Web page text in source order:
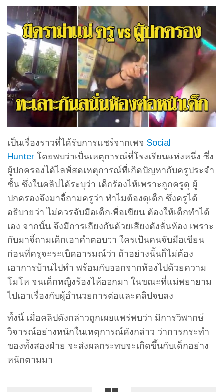
เป็นเรื่องราวที่ได้รับการแชร์จากเพจ Social
Hunter โดยพบว่าเป็นเหตุการณ์ที่โรงเรียนแห่งหนึ่ง ซึ่ง
ผู้ปกครองได้ไลฟ์สดเหตุการณ์ที่เกิดปัญหากับครูประจำ
ชั้น ซึ่งในคลิปได้ระบุว่า เด็กร้องไห้เพราะถูกครูดุ ผู้
ปกครองจึงมาจี้ถามครูว่า ทำไมต้องดุเด็ก ซึ่งครูได้
อธิบายว่า ไม่ควรจับมือเด็กเพื่อเขียน ต้องให้เด็กทำได้
เอง จากนั้น จึงมีการเถียงกันด้วยเสียงดังลั่นห้อง เพราะ
กับมาจี้ถามเด็กเอาคำตอบว่า ใครเป็นคนจับมือเขียน
ก่อนที่ครูจะระเบิดอารมณ์ว่า ถ้าอย่างนั้นก็ไม่ต้อง
เอาการบ้านไปทำ พร้อมกับออกจากห้องไปด้วยความ
โมโห จนเด็กหญิงร้องไห้ออกมา ในขณะที่แม่พยายาม
ไปเอาเรื่องกับผู้อำนวยการต่อและคลิปจบลง
ทั้งนี้ เมื่อคลิปดังกล่าวถูกเผยแพร่พบว่า มีการวิพากษ์
วิจารณ์อย่างหนักในเหตุการณ์ดังกล่าว ว่าการกระทำ
ของทั้งสองฝ่าย จะส่งผลกระทบจะเกิดขึ้นกับเด็กอย่าง
หนักตามมา